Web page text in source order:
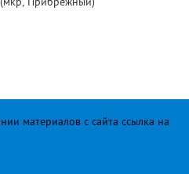
материалов с сайта ссылка на